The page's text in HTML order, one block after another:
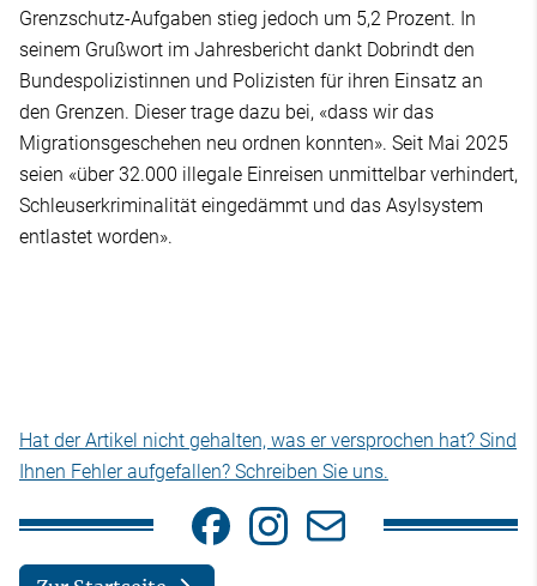
Grenzschutz-Aufgaben stieg jedoch um 5,2 Prozent. In
seinem Grußwort im Jahresbericht dankt Dobrindt den
Bundespolizistinnen und Polizisten für ihren Einsatz an
den Grenzen. Dieser trage dazu bei, «dass wir das
Migrationsgeschehen neu ordnen konnten». Seit Mai 2025
seien «über 32.000 illegale Einreisen unmittelbar verhindert,
Schleuserkriminalität eingedämmt und das Asylsystem
entlastet worden».
Hat der Artikel nicht gehalten, was er versprochen hat? Sind
Ihnen Fehler aufgefallen? Schreiben Sie uns.